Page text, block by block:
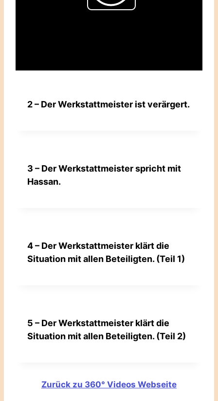
2 – Der Werkstattmeister ist verärgert.
3 – Der Werkstattmeister spricht mit
Hassan.
4 – Der Werkstattmeister klärt die
Situation mit allen Beteiligten. (Teil 1)
5 – Der Werkstattmeister klärt die
Situation mit allen Beteiligten. (Teil 2)
Zurück zu 360° Videos Webseite